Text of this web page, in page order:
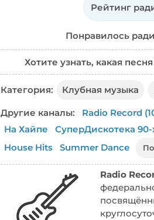
Рейтинг
Понравилось
Хотите узнать, какая
Категория: Клубная музыка
Другие каналы: Radio Record
На Хайпе
СуперДискотека 90-
House Hits
Summer Dance
Radio